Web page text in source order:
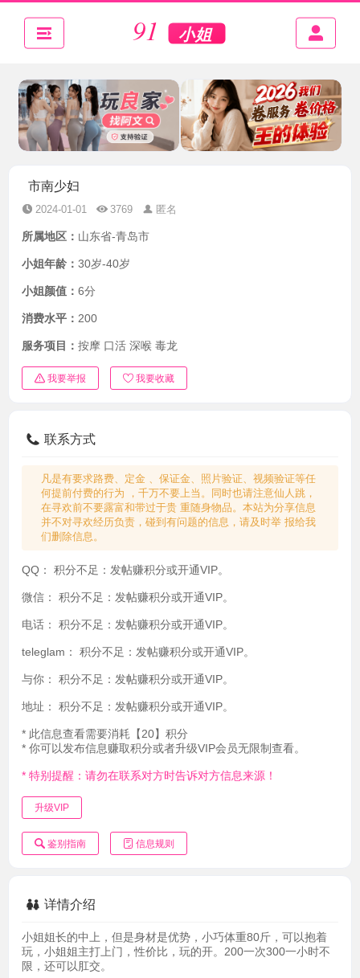
市南少妇
2024-01-01 3769 匿名
所属地区： 山东省-青岛市
小姐年龄： 30岁-40岁
小姐颜值： 6分
消费水平： 200
服务项目： 按摩 口活 深喉 毒龙
我要举报 我要收藏
联系方式
凡是有要求路费、定金 、保证金、照片验证、视频验证等任
何提前付费的行为 ，千万不要上当。同时也请注意仙人跳，
在寻欢前不要露富和带过于贵 重随身物品。本站为分享信息
并不对寻欢经历负责，碰到有问题的信息，请及时举 报给我
们删除信息。
QQ： 积分不足：发帖赚积分或开通VIP。
微信： 积分不足：发帖赚积分或开通VIP。
电话： 积分不足：发帖赚积分或开通VIP。
teleglam： 积分不足：发帖赚积分或开通VIP。
与你： 积分不足：发帖赚积分或开通VIP。
地址： 积分不足：发帖赚积分或开通VIP。
* 此信息查看需要消耗【20】积分
* 你可以发布信息赚取积分或者升级VIP会员无限制查看。
* 特别提醒：请勿在联系对方时告诉对方信息来源！
升级VIP
鉴别指南 信息规则
详情介绍
小姐姐长的中上，但是身材是优势，小巧体重80斤，可以抱着
玩，小姐姐主打上门，性价比，玩的开。200一次300一小时不
限，还可以肛交。